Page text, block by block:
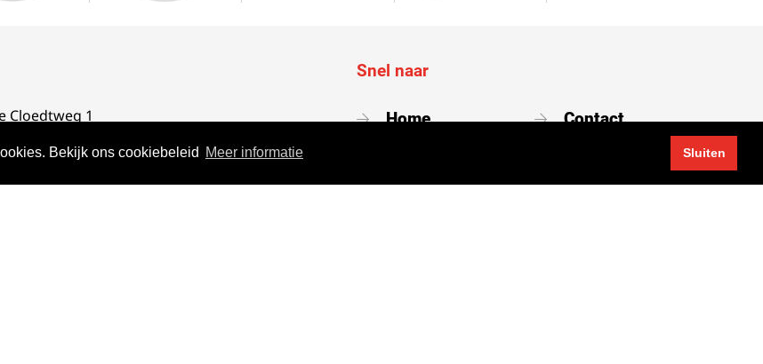
Bekijk ons cookiebeleid Meer informatie Sluiten
Cloedtweg 1
- 45 25 65
Snel naar
Home
Contact